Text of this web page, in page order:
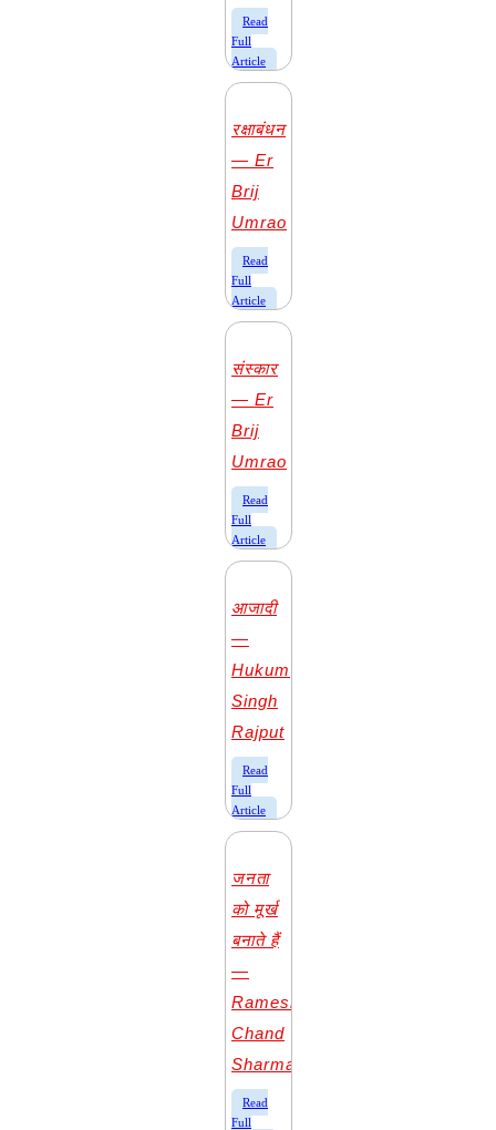
​Read
Full
Article
रक्षाबंधन
— Er
Brij
Umrao
​Read
Full
Article
संस्कार
— Er
Brij
Umrao
​Read
Full
Article
आजादी
—
Hukum
Singh
Rajput
​Read
Full
Article
जनता
को मूर्ख
बनाते हैं
—
Ramesh
Chand
Sharma
​Read
Full